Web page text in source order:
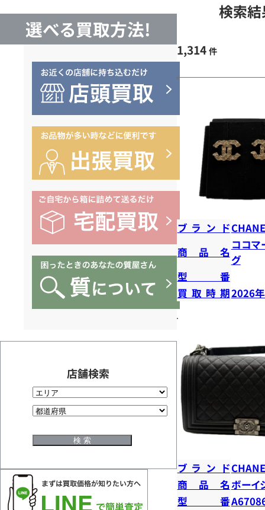
選べる買取方法!
店舗検索
検索
1,314 件
ブランド
商品名
ココマ
グ
型番
買取時期2026
ブランド
商品名ボーイ
型番